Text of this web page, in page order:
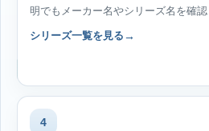
明でもメーカー名やシリーズ名を確認
シリーズ一覧を見る
4